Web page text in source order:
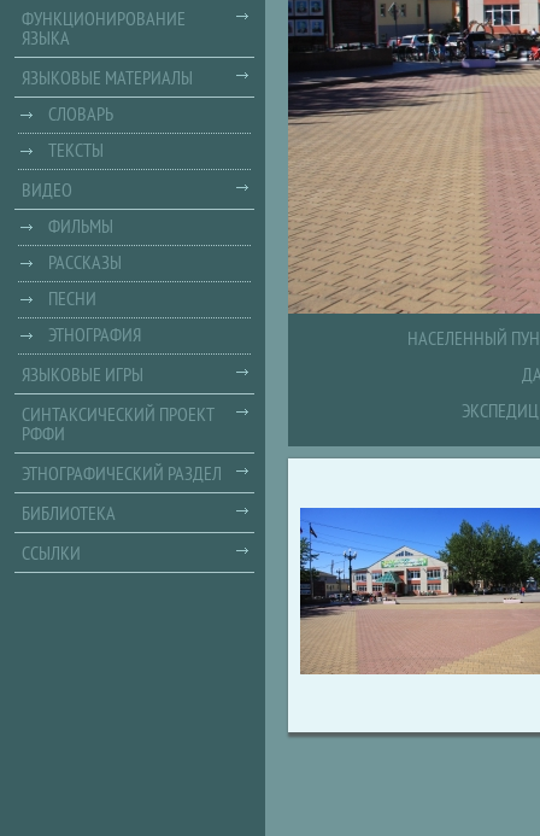
НАСЕЛЕННЫЙ
ФУНКЦИОНИРОВАНИЕ
ЯЗЫКА
ЯЗЫКОВЫЕ МАТЕРИАЛЫ
СЛОВАРЬ
ТЕКСТЫ
ВИДЕО
ФИЛЬМЫ
РАССКАЗЫ
ПЕСНИ
ЭТНОГРАФИЯ
ЯЗЫКОВЫЕ ИГРЫ
СИНТАКСИЧЕСКИЙ ПРОЕКТ
РФФИ
ЭТНОГРАФИЧЕСКИЙ РАЗДЕЛ
БИБЛИОТЕКА
ССЫЛКИ